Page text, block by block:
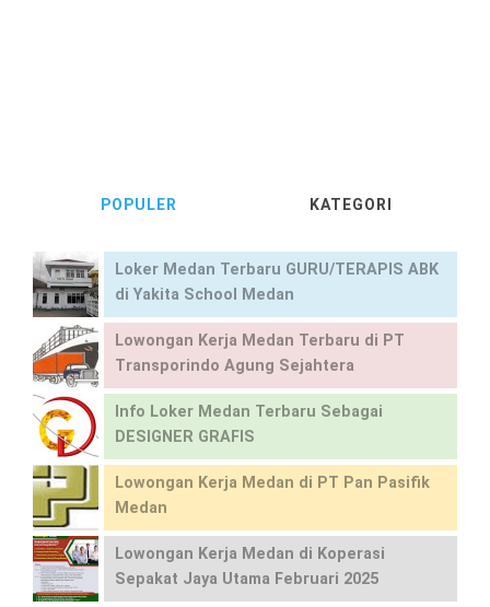
POPULER KATEGORI
Loker Medan Terbaru GURU/TERAPIS ABK
di Yakita School Medan
Lowongan Kerja Medan Terbaru di PT
Transporindo Agung Sejahtera
Info Loker Medan Terbaru Sebagai
DESIGNER GRAFIS
Lowongan Kerja Medan di PT Pan Pasifik
Medan
Lowongan Kerja Medan di Koperasi
Sepakat Jaya Utama Februari 2025